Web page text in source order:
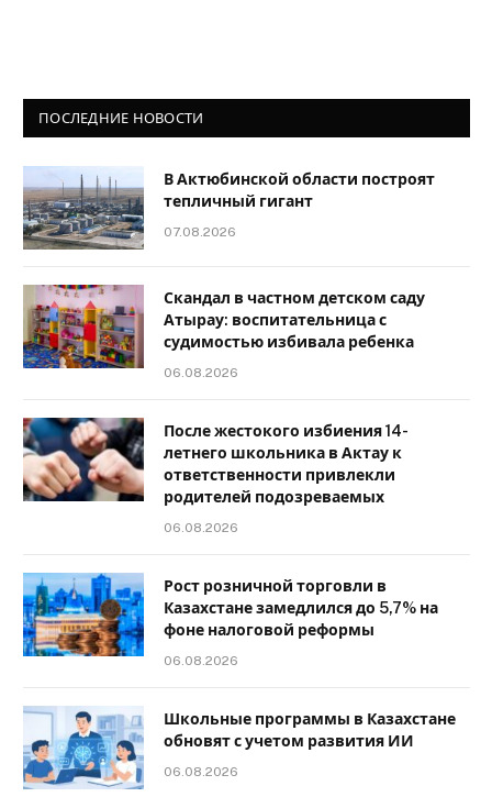
ПОСЛЕДНИЕ НОВОСТИ
В Актюбинской области построят
тепличный гигант
07.08.2026
Скандал в частном детском саду
Атырау: воспитательница с
судимостью избивала ребенка
06.08.2026
После жестокого избиения 14-
летнего школьника в Актау к
ответственности привлекли
родителей подозреваемых
06.08.2026
Рост розничной торговли в
Казахстане замедлился до 5,7% на
фоне налоговой реформы
06.08.2026
Школьные программы в Казахстане
обновят с учетом развития ИИ
06.08.2026